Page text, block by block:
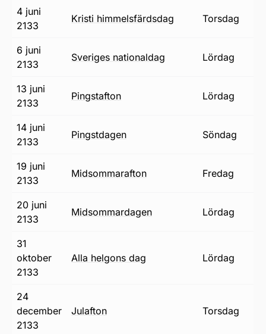
4 juni
2133
Kristi himmelsfärdsdag torsdag
6 juni
2133
Sveriges nationaldag lördag
13 juni
2133
pingstafton lördag
14 juni
2133
pingstdagen söndag
19 juni
2133
midsommarafton fredag
20 juni
2133
midsommardagen lördag
31
oktober
2133
alla helgons dag lördag
24
december
2133
julafton torsdag